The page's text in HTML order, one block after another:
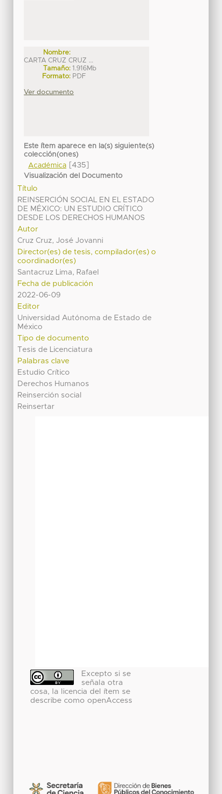
Nombre:
CARTA CRUZ CRUZ ...
Tamaño: 1.916Mb
Formato: PDF
Ver documento
Este ítem aparece en la(s) siguiente(s)
colección(ones)
Académica[435]
Visualización del Documento
Título
REINSERCIÓN SOCIAL EN EL ESTADO
DE MÉXICO: UN ESTUDIO CRÍTICO
DESDE LOS DERECHOS HUMANOS
Autor
Cruz Cruz, José Jovanni
Director(es) de tesis, compilador(es) o
coordinador(es)
Santacruz Lima, Rafael
Fecha de publicación
2022-06-09
Editor
Universidad Autónoma de Estado de
México
Tipo de documento
Tesis de Licenciatura
Palabras clave
Estudio Crítico
Derechos Humanos
Reinserción social
Reinsertar
Excepto si se
señala otra
cosa, la licencia del ítem se
describe como openAccess